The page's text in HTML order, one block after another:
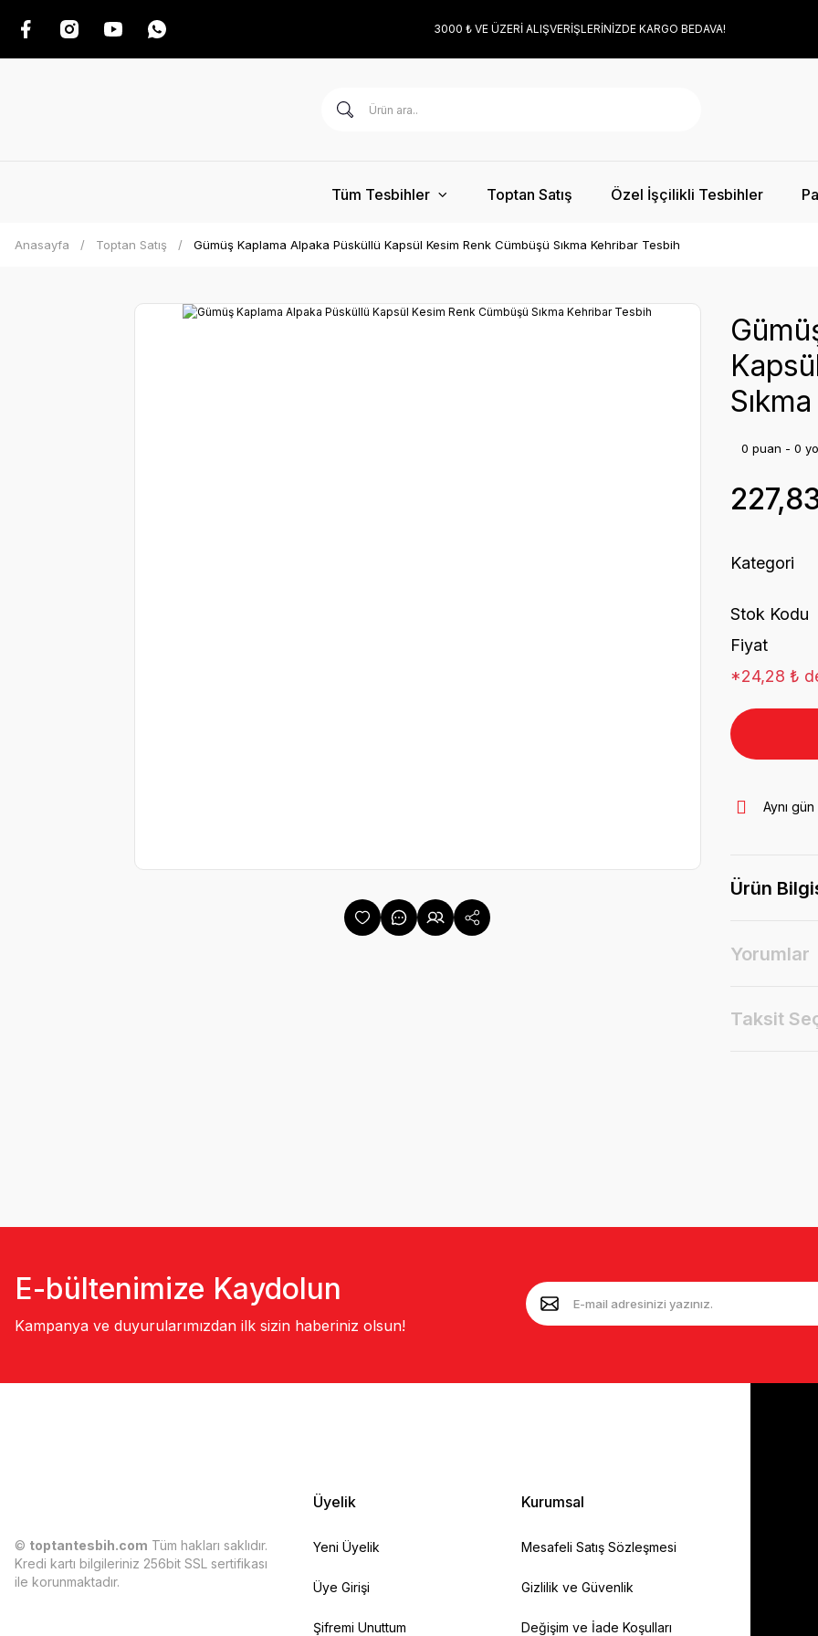
3000 ₺ VE ÜZERİ ALIŞVERİŞLERİNİZDE KARGO BEDAVA!
Tüm Tesbihler Toptan Satış Özel İşçilikli Tesbihler
Anasayfa Toptan Satış Gümüş Kaplama Alpaka Püsküllü Kapsül Kesim Renk Cümbüşü Sıkma Kehribar Tesbih
0 puan - 0
Kategori
Stok Kodu
Fiyat
*24,28 ₺
Aynı
Ürün
Yorumlar
Taksit
E-bültenimize Kaydolun
Kampanya ve duyurularımızdan ilk sizin haberiniz olsun!
© toptantesbih.com Tüm hakları saklıdır.
Kredi kartı bilgileriniz 256bit SSL sertifikası
ile korunmaktadır.
Üyelik
Yeni Üyelik
Üye Girişi
Şifremi Unuttum
Kurumsal
Mesafeli Satış Sözleşmesi
Gizlilik ve Güvenlik
Değişim ve İade Koşulları